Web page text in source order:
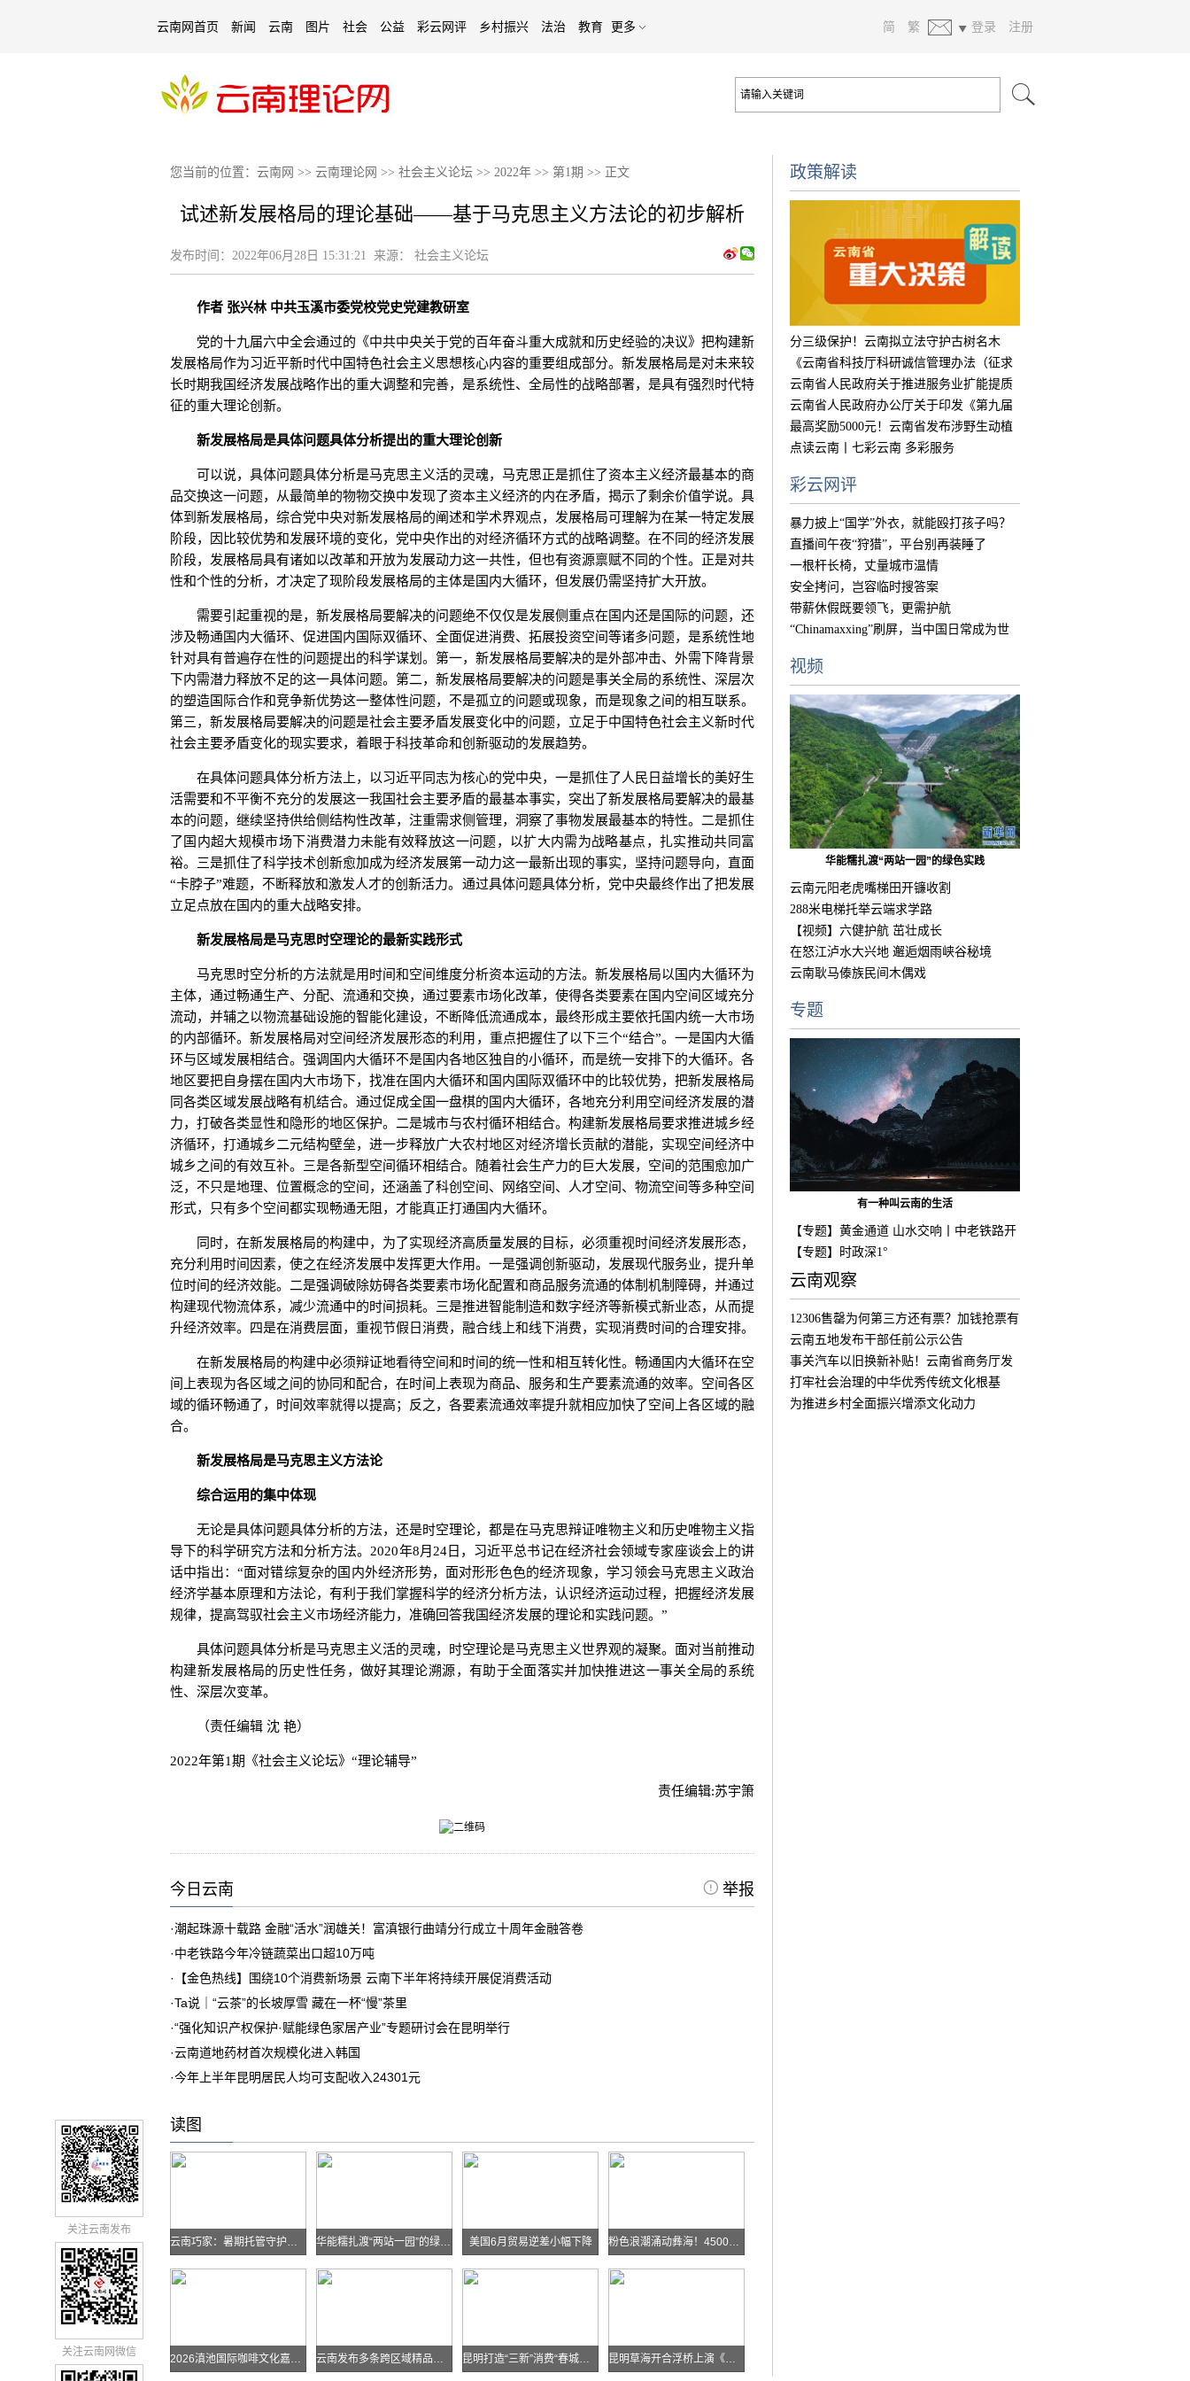
云南网首页 新闻 云南 图片 社会 公益 彩云网评 乡村振兴 法治 教育 更多 简 繁 登录 注册
您当前的位置： 云南网 >> 云南理论网 >> 社会主义论坛 >> 2022年 >> 第1期 >> 正文
试述新发展格局的理论基础——基于马克思主义方法论的初步解析
发布时间： 2022年06月28日 15:31:21 来源： 社会主义论坛
作者 张兴林 中共玉溪市委党校党史党建教研室
党的十九届六中全会通过的《中共中央关于党的百年奋斗重大成就和历史经验的决议》把构建新
发展格局作为习近平新时代中国特色社会主义思想核心内容的重要组成部分。新发展格局是对未来较
长时期我国经济发展战略作出的重大调整和完善，是系统性、全局性的战略部署，是具有强烈时代特
征的重大理论创新。
新发展格局是具体问题具体分析提出的重大理论创新
可以说，具体问题具体分析是马克思主义活的灵魂，马克思正是抓住了资本主义经济最基本的商
品交换这一问题，从最简单的物物交换中发现了资本主义经济的内在矛盾，揭示了剩余价值学说。具
体到新发展格局，综合党中央对新发展格局的阐述和学术界观点，发展格局可理解为在某一特定发展
阶段，因比较优势和发展环境的变化，党中央作出的对经济循环方式的战略调整。在不同的经济发展
阶段，发展格局具有诸如以改革和开放为发展动力这一共性，但也有资源禀赋不同的个性。正是对共
性和个性的分析，才决定了现阶段发展格局的主体是国内大循环，但发展仍需坚持扩大开放。
需要引起重视的是，新发展格局要解决的问题绝不仅仅是发展侧重点在国内还是国际的问题，还
涉及畅通国内大循环、促进国内国际双循环、全面促进消费、拓展投资空间等诸多问题，是系统性地
针对具有普遍存在性的问题提出的科学谋划。第一，新发展格局要解决的是外部冲击、外需下降背景
下内需潜力释放不足的这一具体问题。第二，新发展格局要解决的问题是事关全局的系统性、深层次
的塑造国际合作和竞争新优势这一整体性问题，不是孤立的问题或现象，而是现象之间的相互联系。
第三，新发展格局要解决的问题是社会主要矛盾发展变化中的问题，立足于中国特色社会主义新时代
社会主要矛盾变化的现实要求，着眼于科技革命和创新驱动的发展趋势。
在具体问题具体分析方法上，以习近平同志为核心的党中央，一是抓住了人民日益增长的美好生
活需要和不平衡不充分的发展这一我国社会主要矛盾的最基本事实，突出了新发展格局要解决的最基
本的问题，继续坚持供给侧结构性改革，注重需求侧管理，洞察了事物发展最基本的特性。二是抓住
了国内超大规模市场下消费潜力未能有效释放这一问题，以扩大内需为战略基点，扎实推动共同富
裕。三是抓住了科学技术创新愈加成为经济发展第一动力这一最新出现的事实，坚持问题导向，直面
“卡脖子”难题，不断释放和激发人才的创新活力。通过具体问题具体分析，党中央最终作出了把发展
立足点放在国内的重大战略安排。
新发展格局是马克思时空理论的最新实践形式
马克思时空分析的方法就是用时间和空间维度分析资本运动的方法。新发展格局以国内大循环为
主体，通过畅通生产、分配、流通和交换，通过要素市场化改革，使得各类要素在国内空间区域充分
流动，并辅之以物流基础设施的智能化建设，不断降低流通成本，最终形成主要依托国内统一大市场
的内部循环。新发展格局对空间经济发展形态的利用，重点把握住了以下三个“结合”。一是国内大循
环与区域发展相结合。强调国内大循环不是国内各地区独自的小循环，而是统一安排下的大循环。各
地区要把自身摆在国内大市场下，找准在国内大循环和国内国际双循环中的比较优势，把新发展格局
同各类区域发展战略有机结合。通过促成全国一盘棋的国内大循环，各地充分利用空间经济发展的潜
力，打破各类显性和隐形的地区保护。二是城市与农村循环相结合。构建新发展格局要求推进城乡经
济循环，打通城乡二元结构壁垒，进一步释放广大农村地区对经济增长贡献的潜能，实现空间经济中
城乡之间的有效互补。三是各新型空间循环相结合。随着社会生产力的巨大发展，空间的范围愈加广
泛，不只是地理、位置概念的空间，还涵盖了科创空间、网络空间、人才空间、物流空间等多种空间
形式，只有多个空间都实现畅通无阻，才能真正打通国内大循环。
同时，在新发展格局的构建中，为了实现经济高质量发展的目标，必须重视时间经济发展形态，
充分利用时间因素，使之在经济发展中发挥更大作用。一是强调创新驱动，发展现代服务业，提升单
位时间的经济效能。二是强调破除妨碍各类要素市场化配置和商品服务流通的体制机制障碍，并通过
构建现代物流体系，减少流通中的时间损耗。三是推进智能制造和数字经济等新模式新业态，从而提
升经济效率。四是在消费层面，重视节假日消费，融合线上和线下消费，实现消费时间的合理安排。
在新发展格局的构建中必须辩证地看待空间和时间的统一性和相互转化性。畅通国内大循环在空
间上表现为各区域之间的协同和配合，在时间上表现为商品、服务和生产要素流通的效率。空间各区
域的循环畅通了，时间效率就得以提高；反之，各要素流通效率提升就相应加快了空间上各区域的融
合。
新发展格局是马克思主义方法论
综合运用的集中体现
无论是具体问题具体分析的方法，还是时空理论，都是在马克思辩证唯物主义和历史唯物主义指
导下的科学研究方法和分析方法。2020年8月24日，习近平总书记在经济社会领域专家座谈会上的讲
话中指出：“面对错综复杂的国内外经济形势，面对形形色色的经济现象，学习领会马克思主义政治
经济学基本原理和方法论，有利于我们掌握科学的经济分析方法，认识经济运动过程，把握经济发展
规律，提高驾驭社会主义市场经济能力，准确回答我国经济发展的理论和实践问题。”
具体问题具体分析是马克思主义活的灵魂，时空理论是马克思主义世界观的凝聚。面对当前推动
构建新发展格局的历史性任务，做好其理论溯源，有助于全面落实并加快推进这一事关全局的系统
性、深层次变革。
（责任编辑 沈 艳）
2022年第1期《社会主义论坛》“理论辅导”
责任编辑:苏宇箫
今日云南 举报
·潮起珠源十载路 金融“活水”润雄关！富滇银行曲靖分行成立十周年金融答卷
·中老铁路今年冷链蔬菜出口超10万吨
·
【金色热线】围绕10个消费新场景 云南下半年将持续开展促消费活动
·Ta说｜“云茶”的长坡厚雪 藏在一杯“慢”茶里
·“强化知识产权保护·赋能绿色家居产业”专题研讨会在昆明举行
·云南道地药材首次规模化进入韩国
·今年上半年昆明居民人均可支配收入24301元
读图
云南巧家：暑期托管守护孩子快乐假期 华能糯扎渡“两站一园”的绿色实践 美国6月贸易逆差小幅下降 粉色浪潮涌动彝海！4500余名跑者乐跑楚雄喜迎火把节
2026滇池国际咖啡文化嘉年华怎么去？最全交通攻略戳进来→ 云南发布多条跨区域精品自驾线路 昆明打造“三新”消费“春城样板” 昆明草海开合浮桥上演《目瑙纵歌》刀舞
政策解读
分三级保护！云南拟立法守护古树名木
《云南省科技厅科研诚信管理办法（征求
意见
云南省人民政府关于推进服务业扩能提质
的实
云南省人民政府办公厅关于印发《第九届
中国
最高奖励5000元！云南省发布涉野生动植
物违
点读云南丨七彩云南 多彩服务
彩云网评
暴力披上“国学”外衣，就能殴打孩子吗？
直播间午夜“狩猎”，平台别再装睡了
一根杆长椅，丈量城市温情
安全拷问，岂容临时搜答案
带薪休假既要领飞，更需护航
“Chinamaxxing”刷屏，当中国日常成为世
视频
华能糯扎渡“两站一园”的绿色实践
云南元阳老虎嘴梯田开镰收割
288米电梯托举云端求学路
【视频】六健护航 茁壮成长
在怒江泸水大兴地 邂逅烟雨峡谷秘境
云南耿马傣族民间木偶戏
专题
有一种叫云南的生活
【专题】黄金通道 山水交响丨中老铁路开
通
【专题】时政深1°
云南观察
12306售罄为何第三方还有票？加钱抢票有
用
云南五地发布干部任前公示公告
事关汽车以旧换新补贴！云南省商务厅发
布公
打牢社会治理的中华优秀传统文化根基
为推进乡村全面振兴增添文化动力
关注云南发布
关注云南网微信